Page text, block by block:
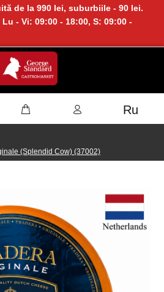
de la 990 lei, suburbiile - 90 lei.
- Vi: 09:00 - 18:00, S: 09:00 -
Ru
(Splendid Cow) (37002)